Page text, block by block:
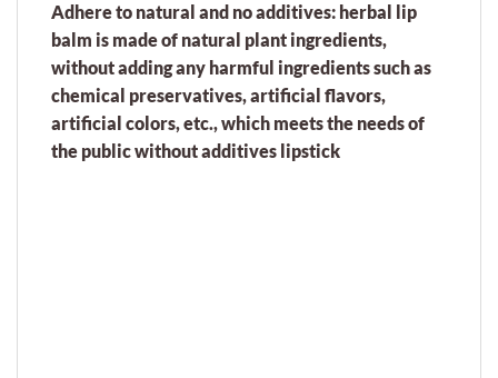
Adhere to natural and no additives: herbal lip
balm is made of natural plant ingredients,
without adding any harmful ingredients such as
chemical preservatives, artificial flavors,
artificial colors, etc., which meets the needs of
the public without additives lipstick